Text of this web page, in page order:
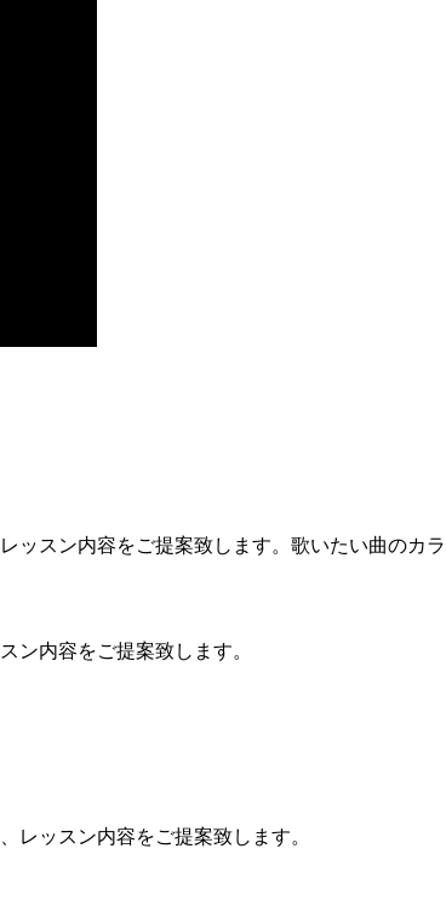
スン内容をご提案致します。歌いたい曲のカ
ン内容をご提案致します。
レッスン内容をご提案致します。